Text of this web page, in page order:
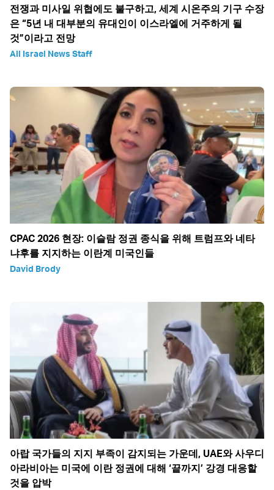
전쟁과 미사일 위협에도 불구하고, 세계 시온주의 기구 수장
은 “5년 내 대부분의 유대인이 이스라엘에 거주하게 될
것”이라고 전망
All Israel News Staff
CPAC 2026 현장: 이슬람 정권 종식을 위해 트럼프와 네타
냐후를 지지하는 이란계 미국인들
David Brody
아랍 국가들의 지지 부족이 감지되는 가운데, UAE와 사우디
아라비아는 미국에 이란 정권에 대해 ‘끝까지’ 강경 대응할
것을 압박